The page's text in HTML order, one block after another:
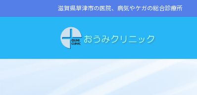
ン
ビ
滋賀県草津市の医院、病気やケガの総合診療所